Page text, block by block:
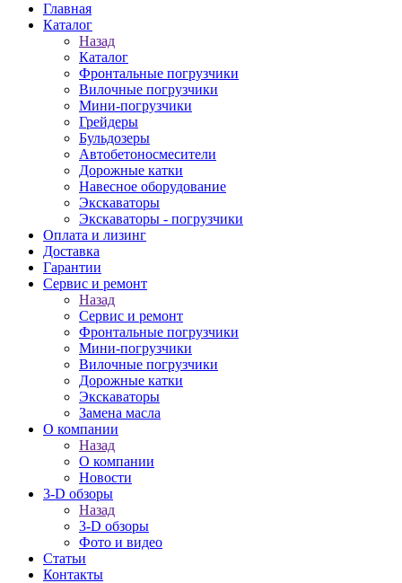
Главная
Каталог
Назад
Каталог
Фронтальные погрузчики
Вилочные погрузчики
Мини-погрузчики
Грейдеры
Бульдозеры
Автобетоносмесители
Дорожные катки
Навесное оборудование
Экскаваторы
Экскаваторы - погрузчики
Оплата и лизинг
Доставка
Гарантии
Сервис и ремонт
Назад
Сервис и ремонт
Фронтальные погрузчики
Мини-погрузчики
Вилочные погрузчики
Дорожные катки
Экскаваторы
Замена масла
О компании
Назад
О компании
Новости
3-D обзоры
Назад
3-D обзоры
Фото и видео
Статьи
Контакты